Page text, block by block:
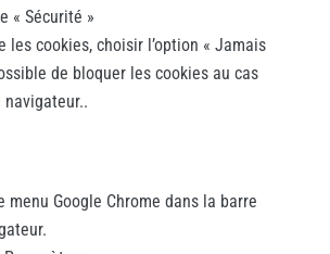
« Sécurité »
les cookies, choisir l’option « Jamais
de bloquer les cookies au cas
navigateur..
menu Google Chrome dans la barre